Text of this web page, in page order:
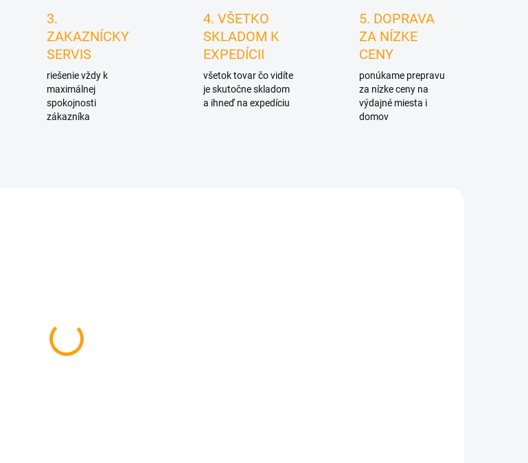
3.
ZAKAZNÍCKY
SERVIS
riešenie vždy k
maximálnej
spokojnosti
zákazníka
4. VŠETKO
SKLADOM K
EXPEDÍCII
všetok tovar čo vidíte
je skutočne skladom
a ihneď na expedíciu
5. DOPRAVA
ZA NÍZKE
CENY
ponúkame prepravu
za nízke ceny na
výdajné miesta i
domov